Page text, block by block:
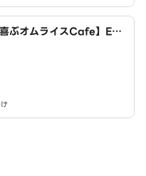
喜ぶオムライスCafe】Egg
クラブ店～